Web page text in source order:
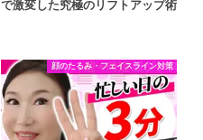
で激変した究極のリフトアップ術
顔のたるみ・フェイスライン対策